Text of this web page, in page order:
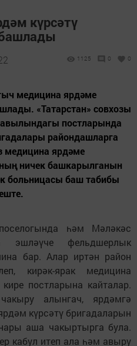
күрсәтү
1125 0 0
медицина ярдәме
«Татарстан» совхозы
постларында
райондашларга
медицина ярдәме
ничек башкарылганын
больницасы баш табибы
һәм Мәләкәс
эшләүче фельдшерлык
бар. Алар иртән район
кирәк-ярак медицина
постларына кайталар.
алынгач, ярдәмгә
күрсәтү бригадаларын
аша чакыртырга була.
кабул итеп ала һәм авыру